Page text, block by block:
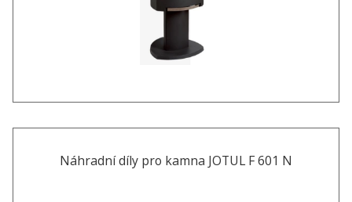
Náhradní díly pro kamna JOTUL F 601 N